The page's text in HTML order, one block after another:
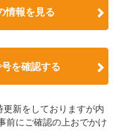
情報を見る
を確認する
新をしておりますが内
前にご確認の上おでかけ